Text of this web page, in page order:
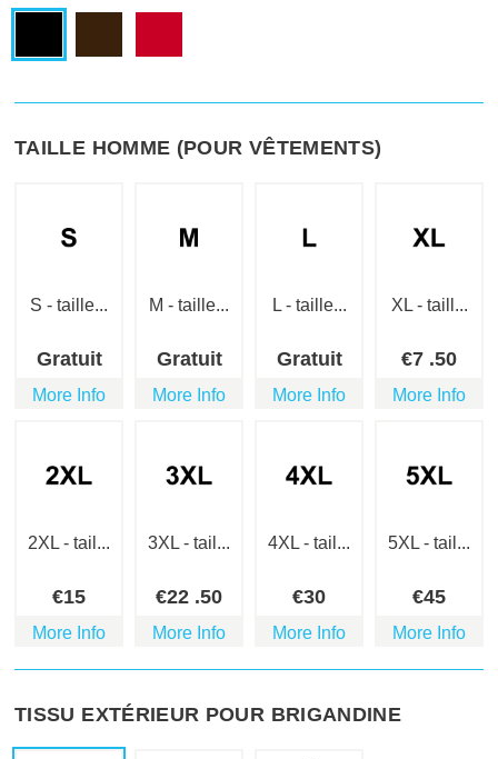
TAILLE HOMME (POUR VÊTEMENTS)
S - taille...
Gratuit
More Info
M - taille...
Gratuit
More Info
L - taille...
Gratuit
More Info
XL - taill...
€7 .50
More Info
2XL - tail...
€15
More Info
3XL - tail...
€22 .50
More Info
4XL - tail...
€30
More Info
5XL - tail...
€45
More Info
TISSU EXTÉRIEUR POUR BRIGANDINE